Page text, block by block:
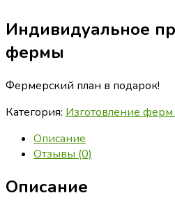
Индивидуальное
фермы
Фермерский план в подарок!
Категория: Изготовление
Описание
Отзывы (0)
Описание